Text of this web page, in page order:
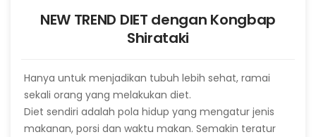
NEW TREND DIET dengan Kongbap
Shirataki
Hanya untuk menjadikan tubuh lebih sehat, ramai
sekali orang yang melakukan diet.
Diet sendiri adalah pola hidup yang mengatur jenis
makanan, porsi dan waktu makan. Semakin teratur